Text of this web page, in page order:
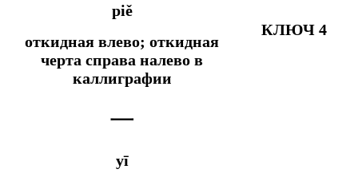
piě
откидная влево; откидная
черта справа налево в
каллиграфии
КЛЮЧ 4
一
yī